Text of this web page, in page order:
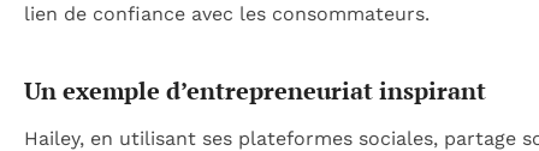
lien de confiance avec les consommateurs.
Un exemple d’entrepreneuriat inspirant
Hailey, en utilisant ses plateformes sociales, partage